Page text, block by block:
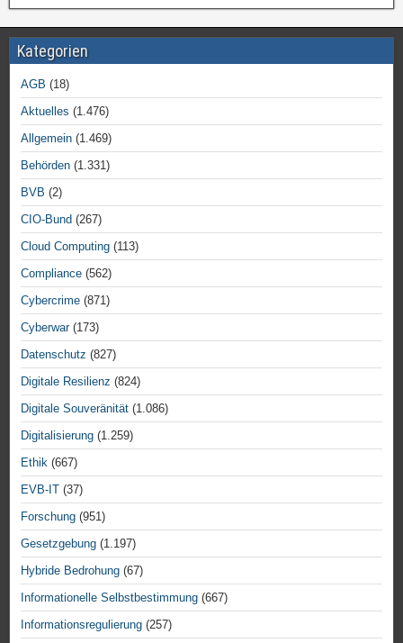
Kategorien
AGB (18)
Aktuelles (1.476)
Allgemein (1.469)
Behörden (1.331)
BVB (2)
CIO-Bund (267)
Cloud Computing (113)
Compliance (562)
Cybercrime (871)
Cyberwar(173)
Datenschutz (827)
Digitale Resilienz (824)
Digitale Souveränität (1.086)
Digitalisierung (1.259)
Ethik (667)
EVB-IT (37)
Forschung (951)
Gesetzgebung (1.197)
Hybride Bedrohung (67)
Informationelle Selbstbestimmung (667)
Informationsregulierung (257)